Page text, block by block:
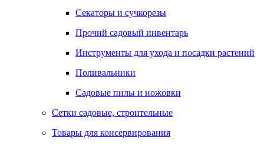
Секаторы и сучкорезы
Прочий садовый инвентарь
Инструменты для ухода и посадки растений
Поливальники
Садовые пилы и ножовки
Сетки садовые, строительные
Товары для консервирования